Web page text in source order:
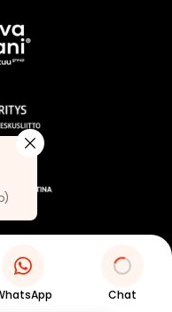
Chat
Evästeasetukset